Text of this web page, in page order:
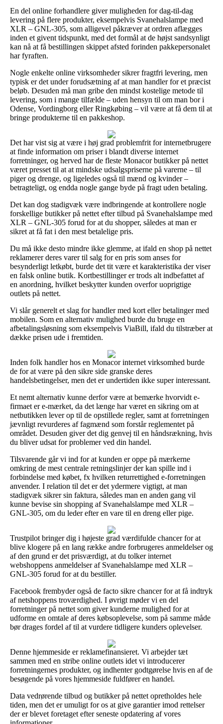
En del online forhandlere giver muligheden for dag-til-dag
levering på flere produkter, eksempelvis Svanehalslampe med
XLR – GNL-305, som alligevel påkræver at ordren aflægges
inden et givent tidspunkt, med det formål at de højst sandsynligt
kan nå at få bestillingen skippet afsted forinden pakkepersonalet
har fyraften.
Nogle enkelte online virksomheder sikrer fragtfri levering, men
typisk er det under forudsætning af at man handler for et præcist
beløb. Desuden må man gribe den mindst kostelige metode til
levering, som i mange tilfælde – uden hensyn til om man bor i
Odense, Vordingborg eller Ringkøbing – vil være at få dem til at
bringe produkterne til en pakkeshop.
Det har vist sig at være i høj grad problemfrit for internetbrugere
at finde information om priser i blandt diverse internet
forretninger, og herved har de fleste Monacor butikker på nettet
været presset til at at mindske udsalgspriserne på varerne – til
piger og drenge, og ligeledes også til mænd og kvinder –
betragteligt, og endda nogle gange byde på fragt uden betaling.
Det kan dog stadigvæk være indbringende at kontrollere nogle
forskellige butikker på nettet efter tilbud på Svanehalslampe med
XLR – GNL-305 forud for at du shopper, således at man er
sikret at få fat i den mest betalelige pris.
Du må ikke desto mindre ikke glemme, at ifald en shop på nettet
reklamerer deres varer til salg for en pris som anses for
besynderligt letkøbt, burde det tit være et karakteristika der viser
en falsk online butik. Kortbestillinger er trods alt indbefattet af
en anordning, hvilket beskytter kunden overfor uoprigtige
outlets på nettet.
Vi slår generelt et slag for handler med kort eller betalinger med
mobilen. Som en alternativ mulighed burde du bruge en
afbetalingsløsning som eksempelvis ViaBill, ifald du tilstræber at
dække prisen ude i fremtiden.
Inden folk handler hos en Monacor internet virksomhed burde
de for at være på den sikre side granske deres
handelsbetingelser, men det er undertiden ikke super interessant.
Et nemt alternativ kunne derfor være at bemærke hvorvidt e-
firmaet er e-mærket, da det længe har været en sikring om at
netbutikken lever op til de opstillede regler, samt at forretningen
jævnligt revurderes af fagmænd som forstår reglementet på
området. Desuden giver det dig genvej til en håndsrækning, hvis
du bliver udsat for problemer ved din handel.
Tilsvarende går vi ind for at kunden er oppe på mærkerne
omkring de mest centrale retningslinjer der kan spille ind i
forbindelse med købet, fx hvilken returrettighed e-forretningen
anvender. I relation til det er det ydermere vigtigt, at man
stadigvæk sikrer sin faktura, således man en anden gang vil
kunne bevise sin shopping af Svanehalslampe med XLR –
GNL-305, om du leder efter en vare til en dreng eller pige.
Trustpilot bringer dig i højeste grad værdifulde chancer for at
blive klogere på en lang række andre forbrugeres anmeldelser og
af den grund er det prisværdigt, at du tolker internet
webshoppens anmeldelser af Svanehalslampe med XLR –
GNL-305 forud for at du bestiller.
Facebook frembyder også de facto sikre chancer for at få indtryk
af netshoppens troværdighed. I øvrigt møder vi en del
forretninger på nettet som giver kunderne mulighed for at
udforme en omtale af deres købsoplevelse, som på samme måde
bør drages fordel af til at vurdere tidligere kunders oplevelser.
Denne hjemmeside er reklamefinansieret. Vi arbejder tæt
sammen med en stribe online outlets idet vi introducerer
forretningernes produkter, og indhenter godtgørelse hvis en af de
besøgende på vores hjemmeside fuldfører en handel.
Data vedrørende tilbud og butikker på nettet opretholdes hele
tiden, men det er umuligt for os at give garantier imod rettelser
der er blevet foretaget efter seneste opdatering af vores